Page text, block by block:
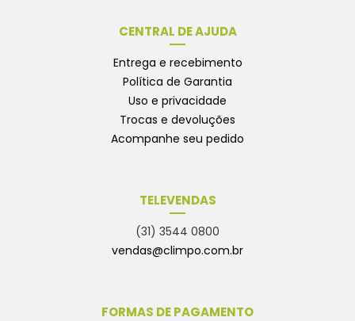
CENTRAL DE AJUDA
Entrega e recebimento
Política de Garantia
Uso e privacidade
Trocas e devoluções
Acompanhe seu pedido
TELEVENDAS
(31) 3544 0800
vendas@climpo.com.br
FORMAS DE PAGAMENTO